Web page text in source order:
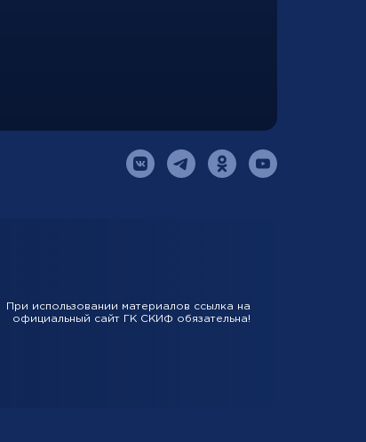
При использовании материалов ссылка на
официальный сайт ГК СКИФ обязательна!